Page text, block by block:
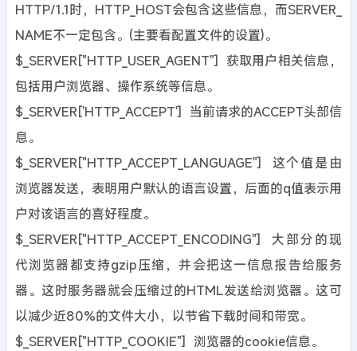
HTTP/1.1时，HTTP_HOST会包含这些信息，而SERVER_
NAME不一定包含。(主要看配置文件的设置)。
$_SERVER["HTTP_USER_AGENT"] 获取用户相关信息，
包括用户浏览器、操作系统等信息。
$_SERVER['HTTP_ACCEPT'] 当前请求的ACCEPT头部信
息。
$_SERVER["HTTP_ACCEPT_LANGUAGE"] 这个值是由
浏览器发送，表明用户默认的语言设置，后面的q值表示用
户对该语言的喜好程度。
$_SERVER["HTTP_ACCEPT_ENCODING"] 大部分的现
代浏览器都支持gzip压缩，并会把这一信息报告给服务
器。这时服务器就会压缩过的HTML发送给浏览器。这可
以减少近80%的文件大小，以节省下载时间和带宽。
$_SERVER["HTTP_COOKIE"] 浏览器的cookie信息。